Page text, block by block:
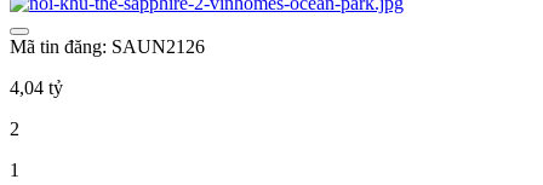
Mã tin đăng: SAUN2126
4,04 tỷ
2
1